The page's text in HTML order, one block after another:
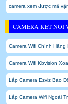
camera xem được mã
CAMERA KẾT NỐI
Camera Wifi Chính Hãng
Camera Wifi Kbvision
Lắp Camera Ezviz Báo
Lắp Camera Wifi Ngoài